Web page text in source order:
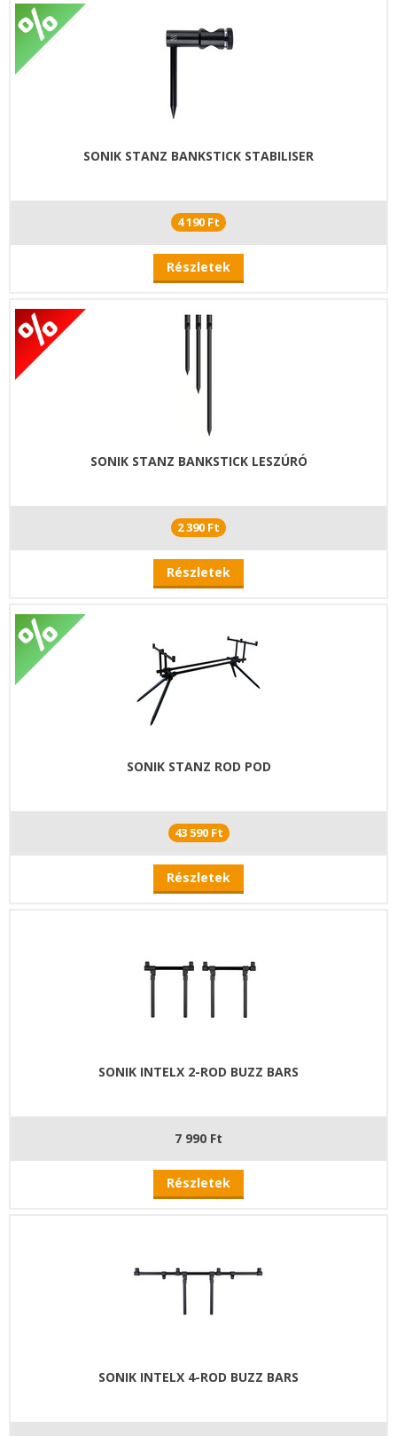
SONIK STANZ BANKSTICK STABILISER
4 190 Ft
Részletek
SONIK STANZ BANKSTICK LESZÚRÓ
2 390 Ft
Részletek
SONIK STANZ ROD POD
43 590 Ft
Részletek
SONIK INTELX 2-ROD BUZZ BARS
7 990 Ft
Részletek
SONIK INTELX 4-ROD BUZZ BARS